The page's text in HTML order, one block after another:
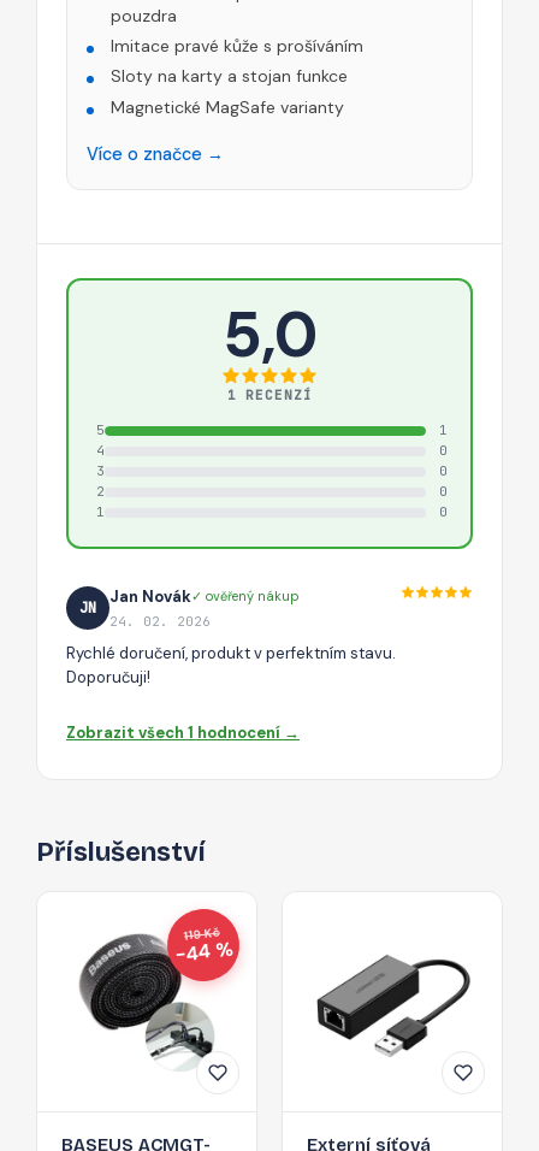
pouzdra
Imitace pravé kůže s prošíváním
Sloty na karty a stojan funkce
Magnetické MagSafe varianty
Více o značce →
5,0
1 RECENZÍ
5
1
4
0
3
0
2
0
1
0
JN
Jan Novák✓ ověřený nákup
24. 02. 2026
Rychlé doručení, produkt v perfektním stavu.
Doporučuji!
Zobrazit všech 1 hodnocení →
Příslušenství
119 Kč
−44 %
BASEUS ACMGT-
Externí síťová